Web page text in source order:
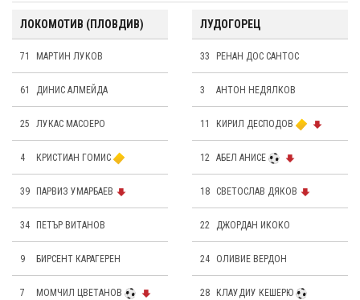
ЛОКОМОТИВ (ПЛОВДИВ)
71 МАРТИН ЛУКОВ
61 ДИНИС АЛМЕЙДА
25 ЛУКАС МАСОЕРО
4 КРИСТИАН ГОМИС
39 ПАРВИЗ УМАРБАЕВ
34 ПЕТЪР ВИТАНОВ
9 БИРСЕНТ КАРАГЕРЕН
7 МОМЧИЛ ЦВЕТАНОВ
ЛУДОГОРЕЦ
33 РЕНАН ДОС САНТОС
3 АНТОН НЕДЯЛКОВ
11 КИРИЛ ДЕСПОДОВ
12 АБЕЛ АНИСЕ
18 СВЕТОСЛАВ ДЯКОВ
22 ДЖОРДАН ИКОКО
24 OЛИВИЕ ВЕРДОН
28 КЛАУДИУ КЕШЕРЮ